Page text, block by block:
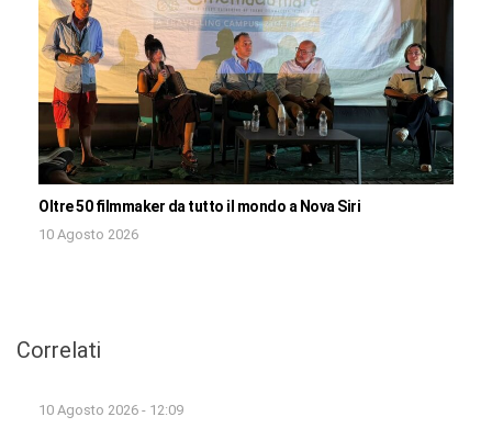
Oltre 50 filmmaker da tutto il mondo a Nova Siri
10 Agosto 2026
Correlati
10 Agosto 2026 - 12:09